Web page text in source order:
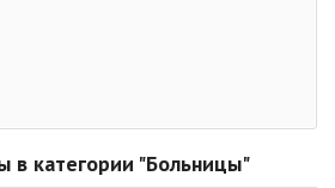
в категории "Больницы"